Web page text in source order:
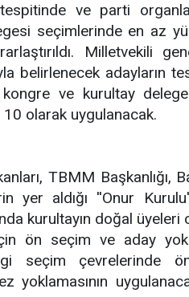
ve parti
seçimlerinde en az
Milletvekili
belirlenecek adayların
kongre ve kurultay
olarak uygulanacak.
TBMM Başkanlığı,
yer aldığı ''Onur
kurultayın doğal üyeleri
ön seçim ve aday
seçim çevrelerinde
yoklamasının